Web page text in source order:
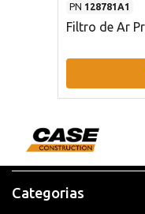
PN 128781A1
Filtro de Ar
Categorias